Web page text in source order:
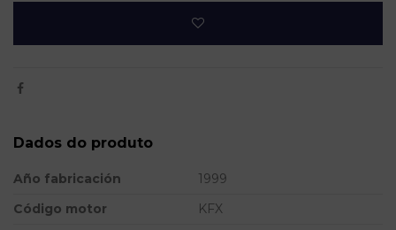
Dados do produto
Año fabricación
1999
Código motor
KFX